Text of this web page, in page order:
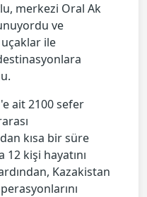
merkezi Oral Ak
ve
ile
ait 2100 sefer
kısa bir süre
kişi hayatını
Kazakistan